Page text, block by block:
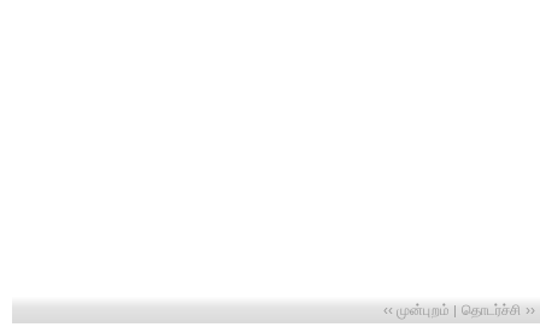
‹‹ முன்புறம் | தொடர்ச்சி ››